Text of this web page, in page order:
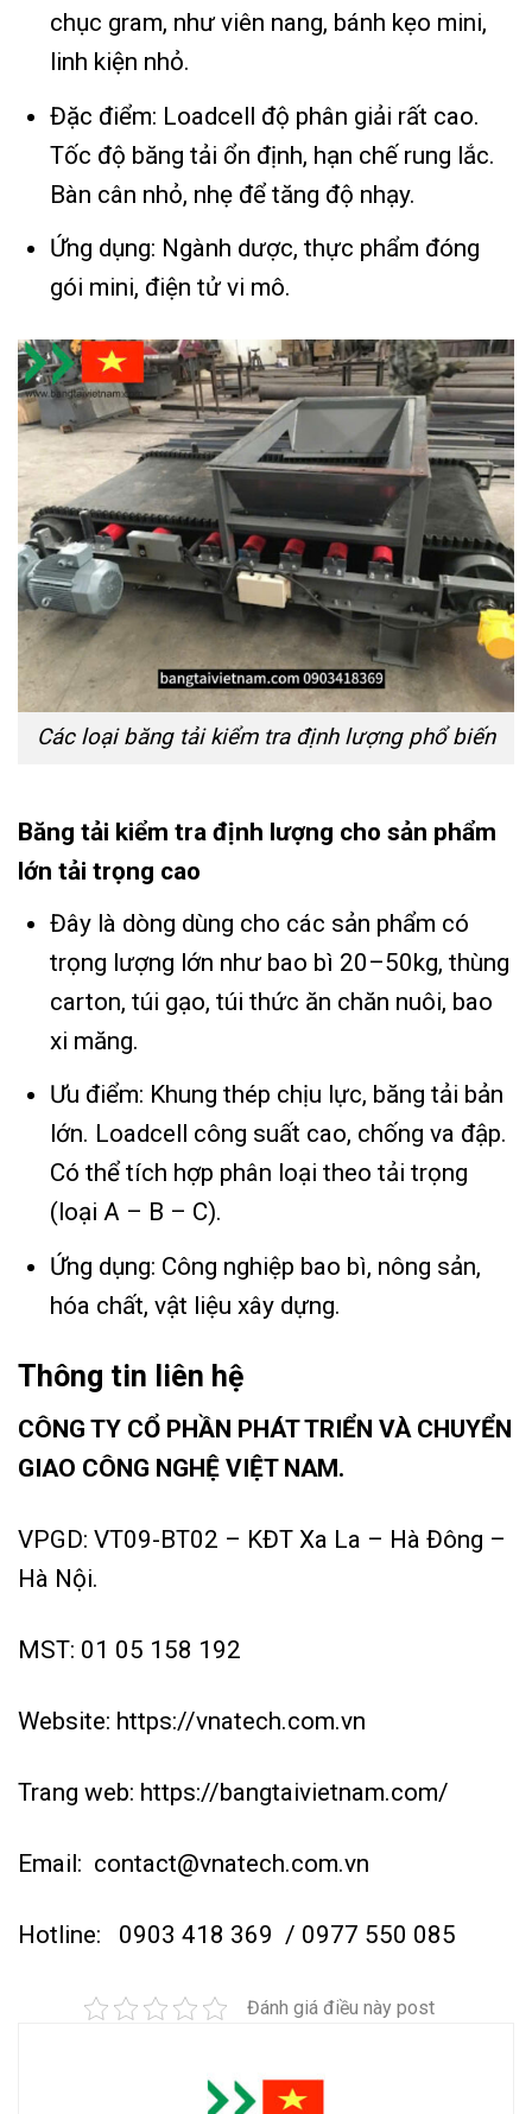
chục gram, như viên nang, bánh kẹo mini,
linh kiện nhỏ.
Đặc điểm: Loadcell độ phân giải rất cao.
Tốc độ băng tải ổn định, hạn chế rung lắc.
Bàn cân nhỏ, nhẹ để tăng độ nhạy.
Ứng dụng: Ngành dược, thực phẩm đóng
gói mini, điện tử vi mô.
Các loại băng tải kiểm tra định lượng phổ biến
Băng tải kiểm tra định lượng cho sản phẩm
lớn tải trọng cao
Đây là dòng dùng cho các sản phẩm có
trọng lượng lớn như bao bì 20–50kg, thùng
carton, túi gạo, túi thức ăn chăn nuôi, bao
xi măng.
Ưu điểm: Khung thép chịu lực, băng tải bản
lớn. Loadcell công suất cao, chống va đập.
Có thể tích hợp phân loại theo tải trọng
(loại A – B – C).
Ứng dụng: Công nghiệp bao bì, nông sản,
hóa chất, vật liệu xây dựng.
Thông tin liên hệ
CÔNG TY CỔ PHẦN PHÁT TRIỂN VÀ CHUYỂN
GIAO CÔNG NGHỆ VIỆT NAM.
VPGD: VT09-BT02 – KĐT Xa La – Hà Đông –
Hà Nội.
MST: 01 05 158 192
Website: https://vnatech.com.vn
Trang web: https://bangtaivietnam.com/
Email: contact@vnatech.com.vn
Hotline: 0903 418 369 / 0977 550 085
Đánh giá điều này post